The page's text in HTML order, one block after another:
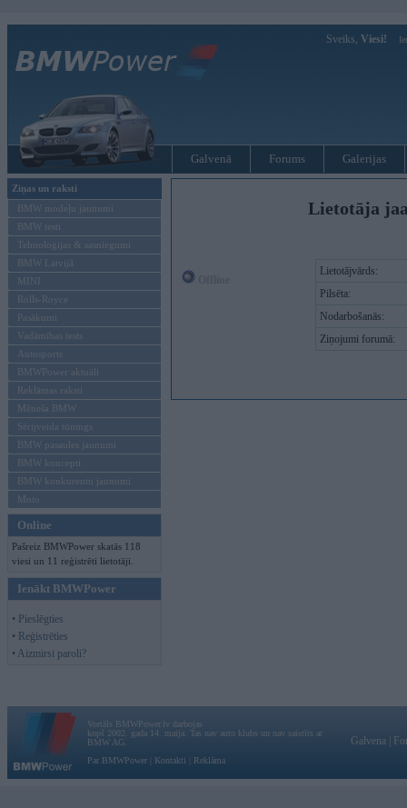
Sveiks, Viesi!
Galvenā Forums Galerijas
Ziņas un raksti
BMW modeļu jaunumi
BMW testi
Tehnoloģijas & sasniegumi
BMW Latvijā
MINI
Rolls-Royce
Pasākumi
Vadāmības tests
Autosports
BMWPower aktuāli
Reklāmas raksti
Mēneša BMW
Sērijveida tūnings
BMW pasaules jaunumi
BMW koncepti
BMW konkurentu jaunumi
Moto
Online
Pašreiz BMWPower skatās 118
viesi un 11 reģistrēti lietotāji.
Ienākt BMWPower
• Pieslēgties
• Reģistrēties
• Aizmirsi paroli?
Lietotāja
Lietotājvārds:
Pilsēta:
Nodarbošanās:
Ziņojumi forumā:
Vortāls BMWPower.lv darbojas
kopš 2002. gada 14. maija. Tas nav auto klubs un nav saistīts ar
BMW AG.
Par BMWPower
Kontakti Reklāma
Galvena